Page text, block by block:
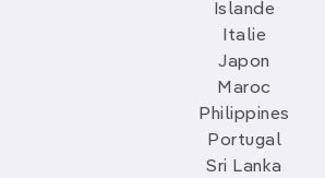
Islande
Italie
Japon
Maroc
Philippines
Portugal
Sri Lanka